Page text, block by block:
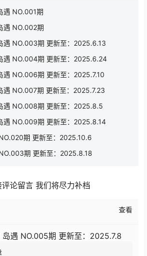
遇 NO.001期
遇 NO.002期
遇 NO.003期 更新至：2025.6.13
遇 NO.004期 更新至：2025.6.24
遇 NO.006期 更新至：2025.7.10
遇 NO.007期 更新至：2025.7.23
遇 NO.008期 更新至：2025.8.5
遇 NO.009期 更新至：2025.8.14
期 更新至：2025.10.6
期 更新至：2025.8.18
论留言 我们将尽力补档
查看
遇 NO.005期 更新至：2025.7.8